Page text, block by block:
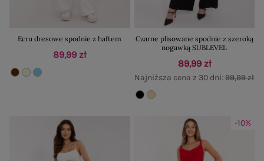
Ecru dresowe spodnie z haftem
89,99 zł
Czarne plisowane spodnie z szeroką
nogawką SUBLEVEL
89,99 zł
Najniższa cena z 30 dni:99,99 zł
-10%